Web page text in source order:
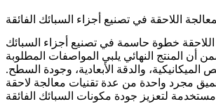
اللاحقة في تصنيع أجزاء السبائك الفائقة
اللاحقة خطوة حاسمة في تصنيع أجزاء السبائك
أن المنتج النهائي يلبي المواصفات المطلوبة
الميكانيكية، والدقة الأبعادية، وجودة السطح.
مجرد واحدة من عدة تقنيات معالجة لاحقة